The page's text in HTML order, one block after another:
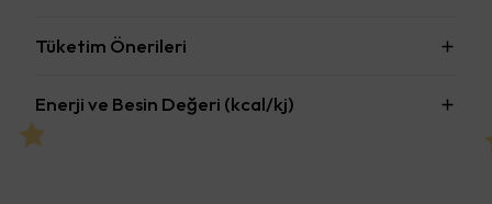
Tüketim Önerileri
Enerji ve Besin Değeri (kcal/kj)